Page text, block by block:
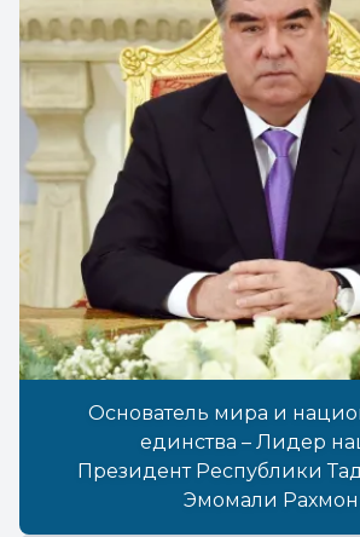
Основатель мира и
единства – Лидер
Президент Республики
Эмомали Рахмон